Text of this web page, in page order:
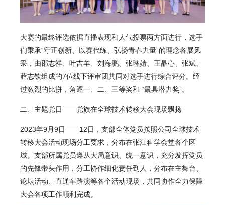
大赛的最终评选依据直播表现和人气投票两方面进行，选手
们秉承“守正创新、以赛代练、弘扬青春力量”的理念各展风
采，由邵志祥、叶吉羊、刘海鹏、张琳婧、王晶心、张斌、
薛志钦组成的7位线下评审团共同对选手进行综合评分。经
过激烈的比拼，角逐一、二、三等奖和 “最具潜力奖”。
二、主题党日——党旗在全球技术转移大会现场飘扬
2023年9月9日——12日，支部全体党员按照公司全球技术
转移大会活动现场分工要求，分布在张江科学会堂各个区
域。支部所属党员遵从大局意识、统一意识，充分发挥党员
的先锋带头作用，分工协作细化责任到人，分布在主舞台、
论坛活动、直通车路演等各个活动现场，共同协作全力保障
大会各项工作顺利完成。